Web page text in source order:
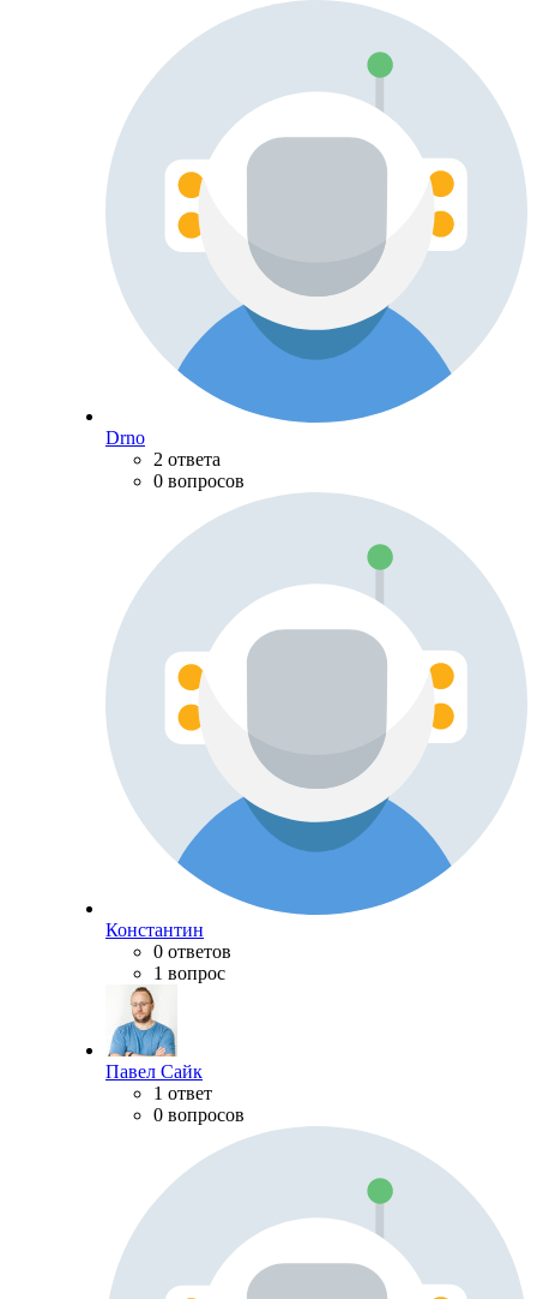
Drno
2 ответа
0 вопросов
Константин
0 ответов
1 вопрос
Павел Сайк
1 ответ
0 вопросов